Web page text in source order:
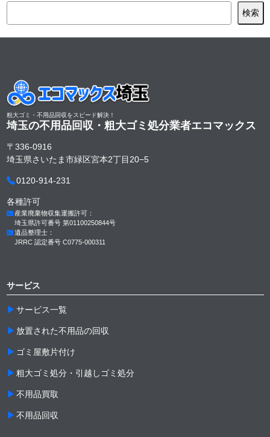
検索
粗大ゴミ・不用品回収をスピード解決！
埼玉の不用品回収・粗大ゴミ処分業者エコマックス
〒336-0916
埼玉県さいたま市緑区宮本2丁目20−5
0120-914-231
各種許可
産業廃棄物収集運搬許可：
埼玉県許可番号 第01100250844号
遺品整理士：
JRRC 認定番号 C0775-000311
サービス
サービス一覧
放置された不用品の回収
ゴミ屋敷片付け
粗大ゴミ処分・引越しゴミ処分
不用品買取
不用品回収